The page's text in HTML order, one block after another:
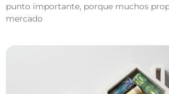
punto importante, porque muchos
mercado